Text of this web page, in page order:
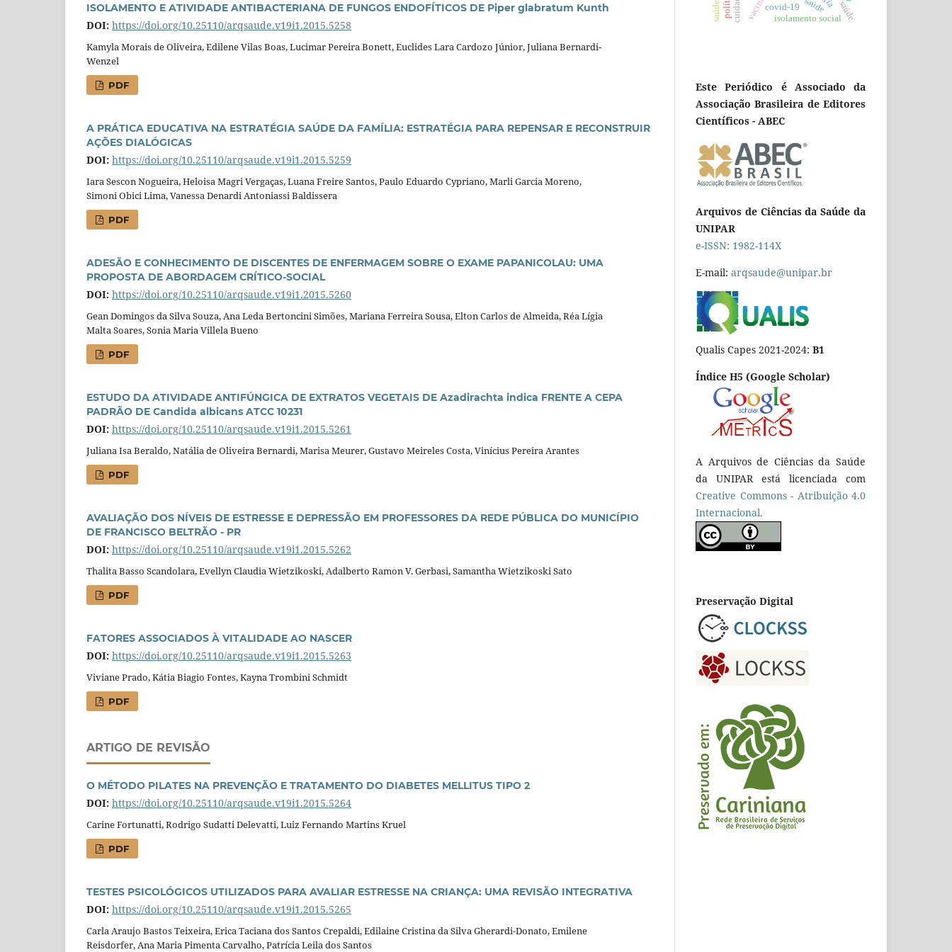
ISOLAMENTO E ATIVIDADE ANTIBACTERIANA DE FUNGOS ENDOFÍTICOS DE Piper glabratum Kunth
DOI: https://doi.org/10.25110/arqsaude.v19i1.2015.5258
Kamyla Morais de Oliveira, Edilene Vilas Boas, Lucimar Pereira Bonett, Euclides Lara Cardozo Júnior, Juliana Bernardi-
Wenzel
PDF
A PRÁTICA EDUCATIVA NA ESTRATÉGIA SAÚDE DA FAMÍLIA: ESTRATÉGIA PARA REPENSAR E RECONSTRUIR
AÇÕES DIALÓGICAS
DOI: https://doi.org/10.25110/arqsaude.v19i1.2015.5259
Iara Sescon Nogueira, Heloisa Magri Vergaças, Luana Freire Santos, Paulo Eduardo Cypriano, Marli Garcia Moreno,
Simoni Obici Lima, Vanessa Denardi Antoniassi Baldissera
PDF
ADESÃO E CONHECIMENTO DE DISCENTES DE ENFERMAGEM SOBRE O EXAME PAPANICOLAU: UMA
PROPOSTA DE ABORDAGEM CRÍTICO-SOCIAL
DOI: https://doi.org/10.25110/arqsaude.v19i1.2015.5260
Gean Domingos da Silva Souza, Ana Leda Bertoncini Simões, Mariana Ferreira Sousa, Elton Carlos de Almeida, Réa Lígia
Malta Soares, Sonia Maria Villela Bueno
PDF
ESTUDO DA ATIVIDADE ANTIFÚNGICA DE EXTRATOS VEGETAIS DE Azadirachta indica FRENTE A CEPA
PADRÃO DE Candida albicans ATCC 10231
DOI: https://doi.org/10.25110/arqsaude.v19i1.2015.5261
Juliana Isa Beraldo, Natália de Oliveira Bernardi, Marisa Meurer, Gustavo Meireles Costa, Vinícius Pereira Arantes
PDF
AVALIAÇÃO DOS NÍVEIS DE ESTRESSE E DEPRESSÃO EM PROFESSORES DA REDE PÚBLICA DO MUNICÍPIO
DE FRANCISCO BELTRÃO - PR
DOI: https://doi.org/10.25110/arqsaude.v19i1.2015.5262
Thalita Basso Scandolara, Evellyn Claudia Wietzikoski, Adalberto Ramon V. Gerbasi, Samantha Wietzikoski Sato
PDF
FATORES ASSOCIADOS À VITALIDADE AO NASCER
DOI: https://doi.org/10.25110/arqsaude.v19i1.2015.5263
Viviane Prado, Kátia Biagio Fontes, Kayna Trombini Schmidt
PDF
ARTIGO DE REVISÃO
O MÉTODO PILATES NA PREVENÇÃO E TRATAMENTO DO DIABETES MELLITUS TIPO 2
DOI: https://doi.org/10.25110/arqsaude.v19i1.2015.5264
Carine Fortunatti, Rodrigo Sudatti Delevatti, Luiz Fernando Martins Kruel
PDF
TESTES PSICOLÓGICOS UTILIZADOS PARA AVALIAR ESTRESSE NA CRIANÇA: UMA REVISÃO INTEGRATIVA
DOI: https://doi.org/10.25110/arqsaude.v19i1.2015.5265
Carla Araujo Bastos Teixeira, Erica Taciana dos Santos Crepaldi, Edilaine Cristina da Silva Gherardi-Donato, Emilene
Reisdorfer, Ana Maria Pimenta Carvalho, Patrícia Leila dos Santos
covid-19
isolamento social
Este Periódico é Associado da
Associação Brasileira de Editores
Científicos - ABEC
Arquivos de Ciências da Saúde da
UNIPAR
e-ISSN: 1982-114X
E-mail: arqsaude@unipar.br
Qualis Capes 2021-2024: B1
Índice H5 (Google Scholar)
A Arquivos de Ciências da Saúde
da UNIPAR está licenciada com
Creative Commons - Atribuição 4.0
Internacional.
Preservação Digital